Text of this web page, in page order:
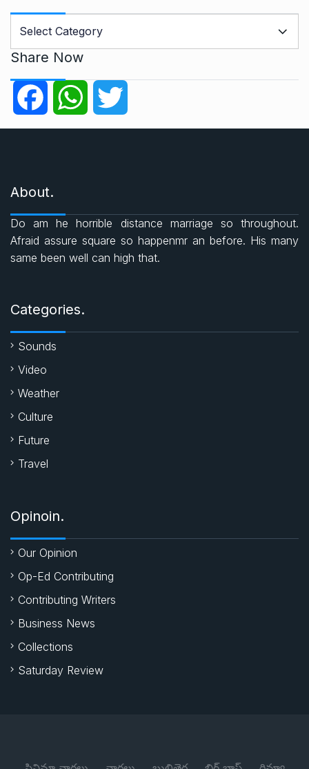
t
o
Share Now
a
e
b
o
k
W
h
s
w
t
About.
Do am he horrible distance marriage so throughout.
Afraid assure square so happenmr an before. His many
same been well can high that.
Categories.
Sounds
Video
Weather
Culture
Future
Travel
Opinoin.
Our Opinion
Op-Ed Contributing
Contributing Writers
Business News
Collections
Saturday Review